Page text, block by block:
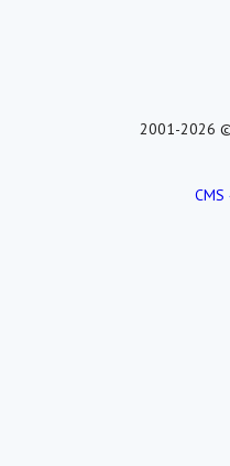
2001-2026 ©
CMS